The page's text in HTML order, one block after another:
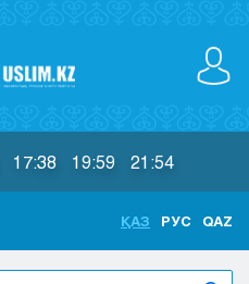
17:38 19:59 21:54
ҚАЗ РУС QAZ